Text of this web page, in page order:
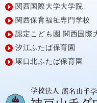
関西国際大学大学院
関西保育福祉専門学校
認定こども園 関西国際
汐江ふたば保育園
塚口北ふたば保育園